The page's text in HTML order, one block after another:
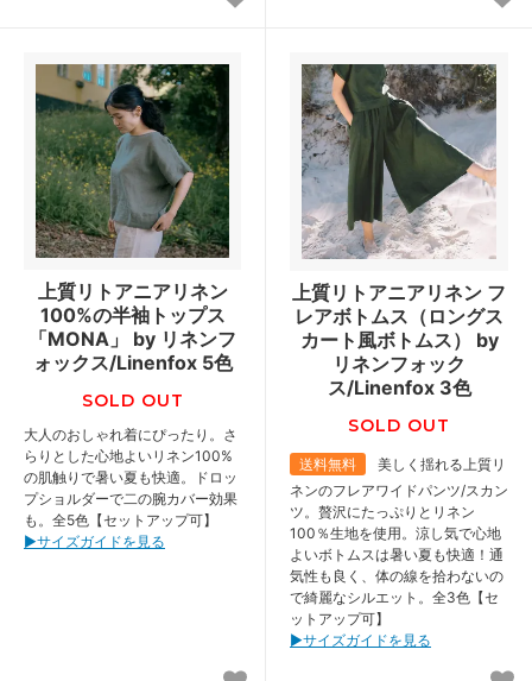
上質リトアニアリネン
100%の半袖トップス
「MONA」 by リネンフ
ォックス/Linenfox 5色
SOLD OUT
大人のおしゃれ着にぴったり。さ
らりとした心地よいリネン100%
の肌触りで暑い夏も快適。ドロッ
プショルダーで二の腕カバー効果
も。全5色【セットアップ可】
▶︎サイズガイドを見る
上質リトアニアリネン フ
レアボトムス（ロングス
カート風ボトムス） by
リネンフォック
ス/Linenfox 3色
SOLD OUT
送料無料
美しく揺れる上質リ
ネンのフレアワイドパンツ/スカン
ツ。贅沢にたっぷりとリネン
100％生地を使用。涼し気で心地
よいボトムスは暑い夏も快適！通
気性も良く、体の線を拾わないの
で綺麗なシルエット。全3色【セ
ットアップ可】
▶︎サイズガイドを見る